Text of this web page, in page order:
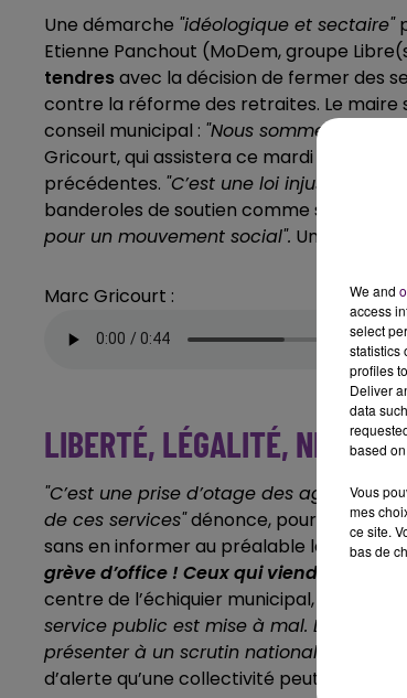
Une démarche "idéologique et sectaire"
Etienne Panchout (MoDem, groupe
tendresavec la décision de fermer des
contre la réforme des retraites. Le maire
conseil municipal : "Nous sommes sur
Gricourt, qui assistera ce mardi à la
précédentes. "C’est une loi injuste et
banderoles de soutien comme sur la
pour un mouvement social". Une
Marc Gricourt :
LIBERTÉ, LÉGALITÉ,
"C’est une prise d’otage des agents
de ces services"dénonce, pour Les
sans en informer au préalable les groupes
grève d’office ! Ceux qui viendront
centre de l’échiquier municipal, Etienne
service public est mise à mal. Le
présenter à un scrutin national pour y
d’alerte qu’une collectivité peut avoir
We and
access
select
statistics
profiles
Deliver
data
based
Vous
mes
ce site.
bas de